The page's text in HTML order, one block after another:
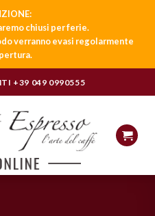
chiusi per ferie.
verranno evasi regolarmente
+39 049 0990555